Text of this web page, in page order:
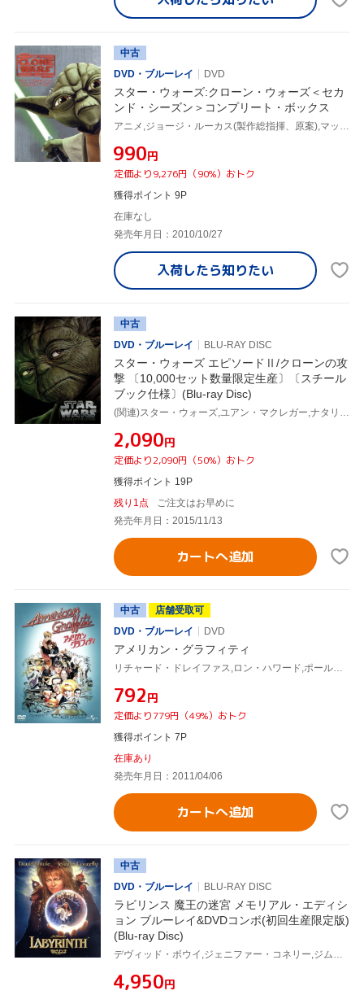
中古
DVD・ブルーレイ
DVD
スター・ウォーズ:クローン・ウォーズ＜セカ
ンド・シーズン＞コンプリート・ボックス
¥990円
定価より9,276円（90%）おトク
獲得ポイント 9P
在庫なし
発売年月日：2010/10/27
入荷したら知りたい
中古
DVD・ブルーレイ
BLU-RAY DISC
スター・ウォーズ エピソードⅡ/クローンの攻
撃 〔10,000セット数量限定生産〕〔スチール
ブック仕様〕(Blu-ray Disc)
¥2,090円
定価より2,090円（50%）おトク
獲得ポイント 19P
残り1点
ご注文はお早めに
発売年月日：2015/11/13
カートへ追加
中古
店舗受取可
DVD・ブルーレイ
DVD
アメリカン・グラフィティ
リチャード・ドレイファス,ロン・ハワード,ポール・ル・マット,ジョージ・ルーカス(監督)
¥792円
定価より779円（49%）おトク
獲得ポイント 7P
在庫あり
発売年月日：2011/04/06
カートへ追加
中古
DVD・ブルーレイ
BLU-RAY DISC
ラビリンス 魔王の迷宮 メモリアル・エディシ
ョン ブルーレイ&DVDコンボ(初回生産限定版)
(Blu-ray Disc)
¥4,950円